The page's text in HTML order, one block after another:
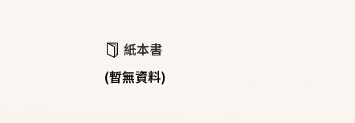
紙本書
(暫無資料)